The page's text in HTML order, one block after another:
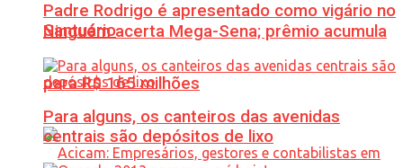
Ninguém acerta Mega-Sena; prêmio acumula
para R$ 165 milhões
Padre Rodrigo é apresentado como vigário no
Santuário
Para alguns, os canteiros das avenidas
centrais são depósitos de lixo